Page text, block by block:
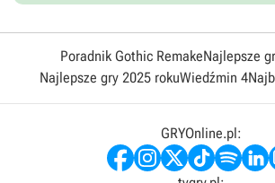
Poradnik Gothic RemakeNajlepsze
Najlepsze gry 2025 rokuWiedźmin 4
GRYOnline.pl: